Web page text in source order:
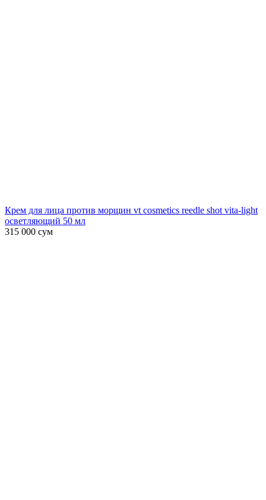
Крем для лица против морщин vt cosmetics reedle shot vita-light
осветляющий 50 мл
315 000 сум